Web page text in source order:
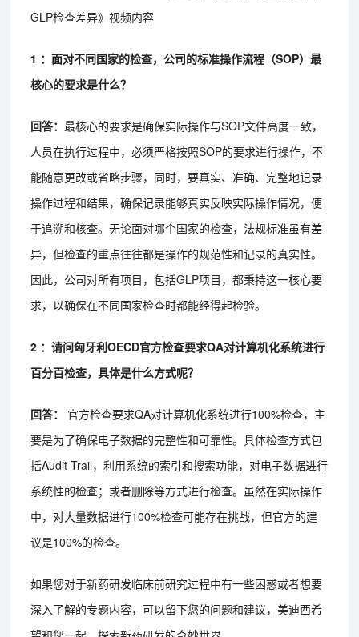
GLP检查差异》视频内容
1 ：面对不同国家的检查，公司的标准操作流程（SOP）最
核心的要求是什么？
回答：最核心的要求是确保实际操作与SOP文件高度一致，
人员在执行过程中，必须严格按照SOP的要求进行操作，不
能随意更改或省略步骤，同时，要真实、准确、完整地记录
操作过程和结果，确保记录能够真实反映实际操作情况，便
于追溯和核查。无论面对哪个国家的检查，法规标准虽有差
异，但检查的重点往往都是操作的规范性和记录的真实性。
因此，公司对所有项目，包括GLP项目，都秉持这一核心要
求，以确保在不同国家检查时都能经得起检验。
2 ：请问匈牙利OECD官方检查要求QA对计算机化系统进行
百分百检查，具体是什么方式呢？
回答：
官方检查要求QA对计算机化系统进行100%检查，主
要是为了确保电子数据的完整性和可靠性。具体检查方式包
括Audit Trail，利用系统的索引和搜索功能，对电子数据进行
系统性的检查；或者删除等方式进行检查。虽然在实际操作
中，对大量数据进行100%检查可能存在挑战，但官方的建
议是100%的检查。
如果您对于新药研发临床前研究过程中有一些困惑或者想要
深入了解的专题内容，可以留下您的问题和建议，美迪西希